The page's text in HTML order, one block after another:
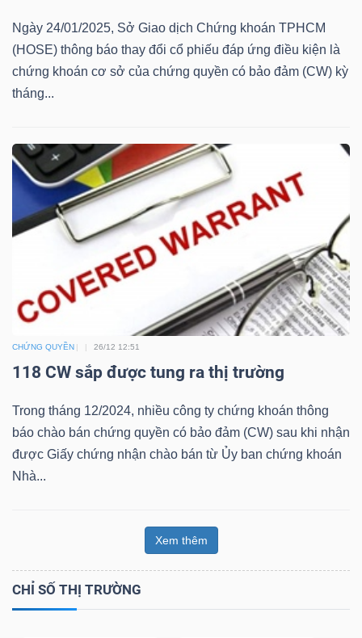
Ngày 24/01/2025, Sở Giao dịch Chứng khoán TPHCM
(HOSE) thông báo thay đổi cổ phiếu đáp ứng điều kiện là
chứng khoán cơ sở của chứng quyền có bảo đảm (CW) kỳ
tháng...
CHỨNG QUYỀN 26/12 12:51
118 CW sắp được tung ra thị trường
Trong tháng 12/2024, nhiều công ty chứng khoán thông
báo chào bán chứng quyền có bảo đảm (CW) sau khi nhận
được Giấy chứng nhận chào bán từ Ủy ban chứng khoán
Nhà...
Xem thêm
CHỈ SỐ THỊ TRƯỜNG
Tất cả Cổ phiếu Chỉ số Chứng chỉ quỹ
Lãnh
đạo
Tất cả Người nội bộ Người liên quan
Tin
tức
Bài
của
tác
(-)
Báo